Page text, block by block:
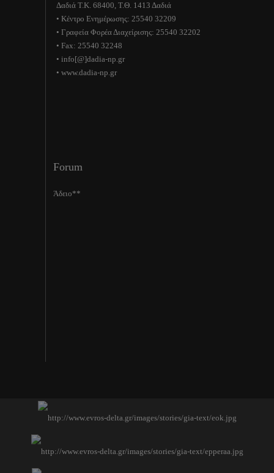
Δαδιά Τ.Κ. 68400, Τ.Θ. 1413 Δαδιά
• Κέντρο Ενημέρωσης: 25540 32209
• Γραφεία Φορέα Διαχείρισης: 25540 32202
• Fax: 25540 32248
• info[@]dadia-np.gr
• www.dadia-np.gr
Forum
Άδειο**